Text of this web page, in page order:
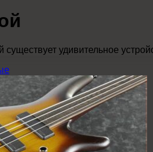
существует удивительное